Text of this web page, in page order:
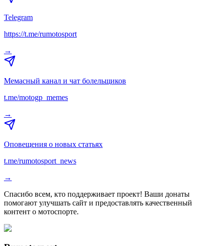
Telegram
https://t.me/rumotosport
→
Мемасный канал и чат болельщиков
t.me/motogp_memes
→
Оповещения о новых статьях
t.me/rumotosport_news
→
Спасибо всем, кто поддерживает проект! Ваши донаты
помогают улучшать сайт и предоставлять качественный
контент о мотоспорте.